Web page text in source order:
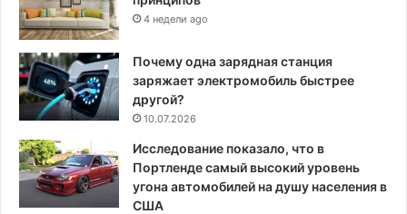
4 недели ago
Почему одна зарядная станция
заряжает электромобиль быстрее
другой?
10.07.2026
Исследование показало, что в
Портленде самый высокий уровень
угона автомобилей на душу населения в
США